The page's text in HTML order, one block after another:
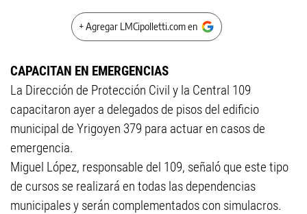
+ Agregar LMCipolletti.com en
CAPACITAN EN EMERGENCIAS
La Dirección de Protección Civil y la Central 109
capacitaron ayer a delegados de pisos del edificio
municipal de Yrigoyen 379 para actuar en casos de
emergencia.
Miguel López, responsable del 109, señaló que este tipo
de cursos se realizará en todas las dependencias
municipales y serán complementados con simulacros.